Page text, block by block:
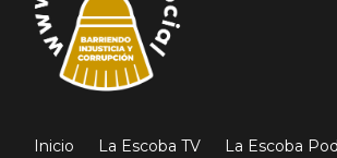
Inicio La Escoba TV La Escoba